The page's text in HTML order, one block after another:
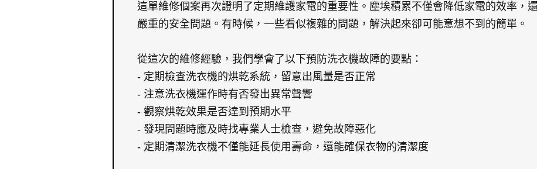
這單維修個案再次證明了定期維護家電的重要性。塵埃積累不僅會降低家電的效率，
嚴重的安全問題。有時候，一些看似複雜的問題，解決起來卻可能意想不到的簡單。
從這次的維修經驗，我們學會了以下預防洗衣機故障的要點：
- 定期檢查洗衣機的烘乾系統，留意出風量是否正常
- 注意洗衣機運作時有否發出異常聲響
- 觀察烘乾效果是否達到預期水平
- 發現問題時應及時找專業人士檢查，避免故障惡化
- 定期清潔洗衣機不僅能延長使用壽命，還能確保衣物的清潔度